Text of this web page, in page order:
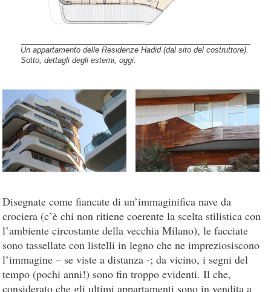
Un appartamento delle Residenze Hadid (dal sito del costruttore).
Sotto, dettagli degli esterni, oggi.
Disegnate come fiancate di un’immaginifica nave da
crociera (c’è chi non ritiene coerente la scelta stilistica con
l’ambiente circostante della vecchia Milano), le facciate
sono tassellate con listelli in legno che ne impreziosiscono
l’immagine – se viste a distanza -; da vicino, i segni del
tempo (pochi anni!) sono fin troppo evidenti. Il che,
considerato che gli ultimi appartamenti sono in vendita a